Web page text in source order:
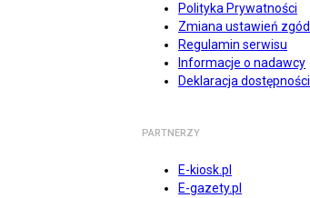
Polityka Prywatności
Zmiana ustawień zgód
Regulamin serwisu
Informacje o nadawcy
Deklaracja dostępności
PARTNERZY
E-kiosk.pl
E-gazety.pl